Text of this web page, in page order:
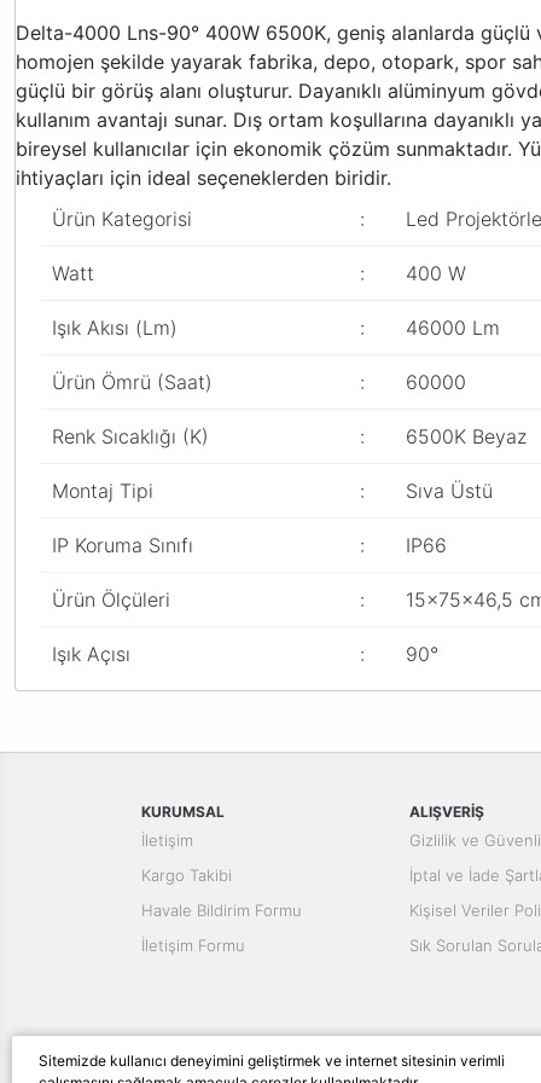
Sitemizde kullanıcı deneyimini geliştirmek ve internet sitesinin verimli
Delta-4000 Lns-90° 400W 6500K, geniş alanlarda güçlü
homojen şekilde yayarak fabrika, depo, otopark, spor
güçlü bir görüş alanı oluşturur. Dayanıklı alüminyum
kullanım avantajı sunar. Dış ortam koşullarına
bireysel kullanıcılar için ekonomik çözüm sunmaktadır.
ihtiyaçları için ideal seçeneklerden biridir.
Ürün Kategorisi
: Led
Watt : 400 W
Işık Akısı (Lm) : 46000 Lm
Ürün Ömrü (Saat) : 60000
Renk Sıcaklığı (K) : 6500K Beyaz
Montaj Tipi : Sıva Üstü
IP Koruma Sınıfı : IP66
Ürün Ölçüleri : 15x75x46,5
Işık Açısı : 90°
Ürün bilgilerinde hatalar bulunuyor.
Ürün fiyatı diğer sitelerden daha pahalı.
Bu ürüne benzer farklı alternatifler olmalı.
KURUMSAL
İletişim
Kargo Takibi
Havale Bildirim Formu
İletişim Formu
ALIŞVERİŞ
Gizlilik ve
İptal ve İade
Kişisel Veriler
Sık Sorulan